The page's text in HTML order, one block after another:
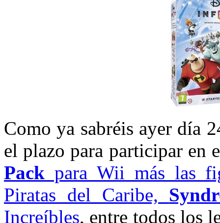
Como ya sabréis ayer día
el plazo para participar en
Pack para Wii más las
Piratas del Caribe,
Increíbles, entre todos los